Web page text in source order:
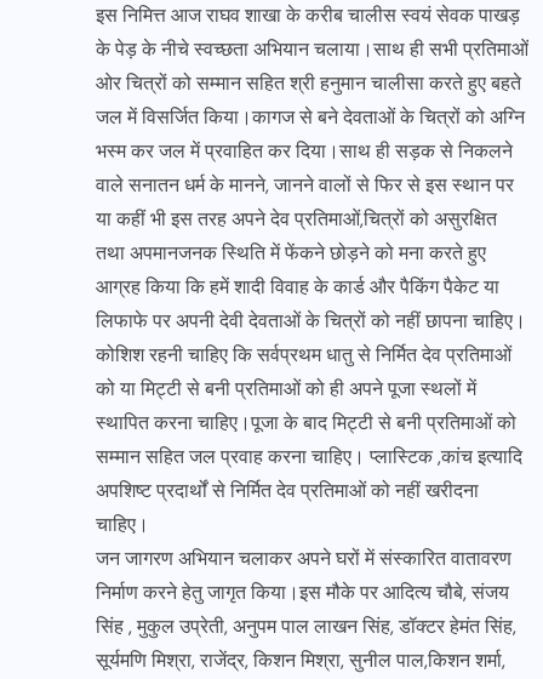
इस निमित्त आज राघव शाखा के करीब चालीस स्वयं सेवक पाखड़
के पेड़ के नीचे स्वच्छता अभियान चलाया।साथ ही सभी प्रतिमाओं
ओर चित्रों को सम्मान सहित श्री हनुमान चालीसा करते हुए बहते
जल में विसर्जित किया।कागज से बने देवताओं के चित्रों को अग्नि
भस्म कर जल में प्रवाहित कर दिया।साथ ही सड़क से निकलने
वाले सनातन धर्म के मानने, जानने वालों से फिर से इस स्थान पर
या कहीं भी इस तरह अपने देव प्रतिमाओं,चित्रों को असुरक्षित
तथा अपमानजनक स्थिति में फेंकने छोड़ने को मना करते हुए
आग्रह किया कि हमें शादी विवाह के कार्ड और पैकिंग पैकेट या
लिफाफे पर अपनी देवी देवताओं के चित्रों को नहीं छापना चाहिए।
कोशिश रहनी चाहिए कि सर्वप्रथम धातु से निर्मित देव प्रतिमाओं
को या मिट्टी से बनी प्रतिमाओं को ही अपने पूजा स्थलों में
स्थापित करना चाहिए।पूजा के बाद मिट्टी से बनी प्रतिमाओं को
सम्मान सहित जल प्रवाह करना चाहिए। प्लास्टिक ,कांच इत्यादि
अपशिष्ट प्रदार्थों से निर्मित देव प्रतिमाओं को नहीं खरीदना
चाहिए।
जन जागरण अभियान चलाकर अपने घरों में संस्कारित वातावरण
निर्माण करने हेतु जागृत किया।इस मौके पर आदित्य चौबे, संजय
सिंह , मुकुल उप्रेती, अनुपम पाल लाखन सिंह, डॉक्टर हेमंत सिंह,
सूर्यमणि मिश्रा, राजेंद्र, किशन मिश्रा, सुनील पाल,किशन शर्मा,